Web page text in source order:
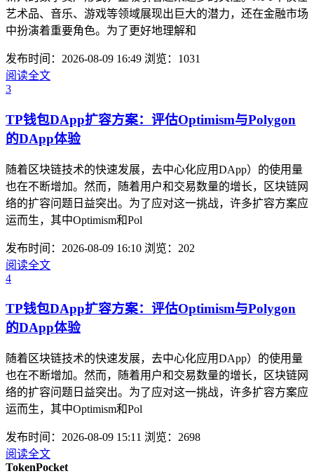
艺术品、音乐、游戏等领域展现出巨大的潜力，还在金融市场
中扮演着重要角色。为了更好地理解和
发布时间：2026-08-09 16:49 浏览：1031
阅读全文
3
TP钱包DApp扩容方案：评估Optimism与Polygon
的DApp体验
随着区块链技术的快速发展，去中心化应用DApp）的使用量
也在不断增加。然而，随着用户和交易数量的增长，区块链网
络的扩容问题日益突出。为了应对这一挑战，许多扩容方案应
运而生，其中Optimism和Pol
发布时间：2026-08-09 16:10 浏览：202
阅读全文
4
TP钱包DApp扩容方案：评估Optimism与Polygon
的DApp体验
随着区块链技术的快速发展，去中心化应用DApp）的使用量
也在不断增加。然而，随着用户和交易数量的增长，区块链网
络的扩容问题日益突出。为了应对这一挑战，许多扩容方案应
运而生，其中Optimism和Pol
发布时间：2026-08-09 15:11 浏览：2698
阅读全文
TokenPocket